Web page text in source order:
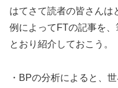
はてさて読者の皆さんは
例によってFTの記事を
とおり紹介しておこう。
・BPの分析によると、